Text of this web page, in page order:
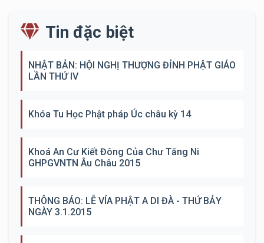
Tin đặc biệt
NHẬT BẢN: HỘI NGHỊ THƯỢNG ĐỈNH PHẬT GIÁO
LẦN THỨ IV
Khóa Tu Học Phật pháp Úc châu kỳ 14
Khoá An Cư Kiết Đông Của Chư Tăng Ni
GHPGVNTN Âu Châu 2015
THÔNG BÁO: LỄ VÍA PHẬT A DI ĐÀ - THỨ BẢY
NGÀY 3.1.2015